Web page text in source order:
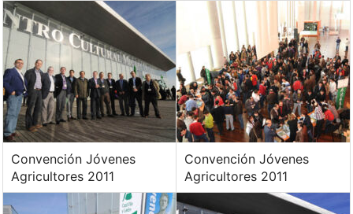
Convención Jóvenes
Agricultores 2011
Convención Jóvenes
Agricultores 2011